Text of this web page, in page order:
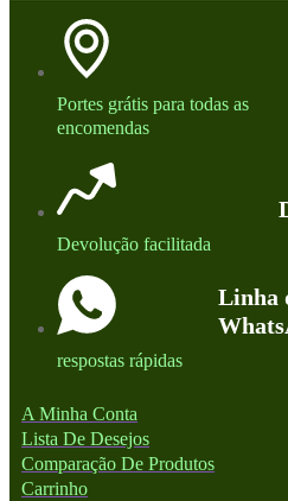
Portes grátis para todas as
encomendas
Devolução facilitada
Linha
respostas rápidas
A Minha Conta
Lista De Desejos
Comparação De Produtos
Carrinho